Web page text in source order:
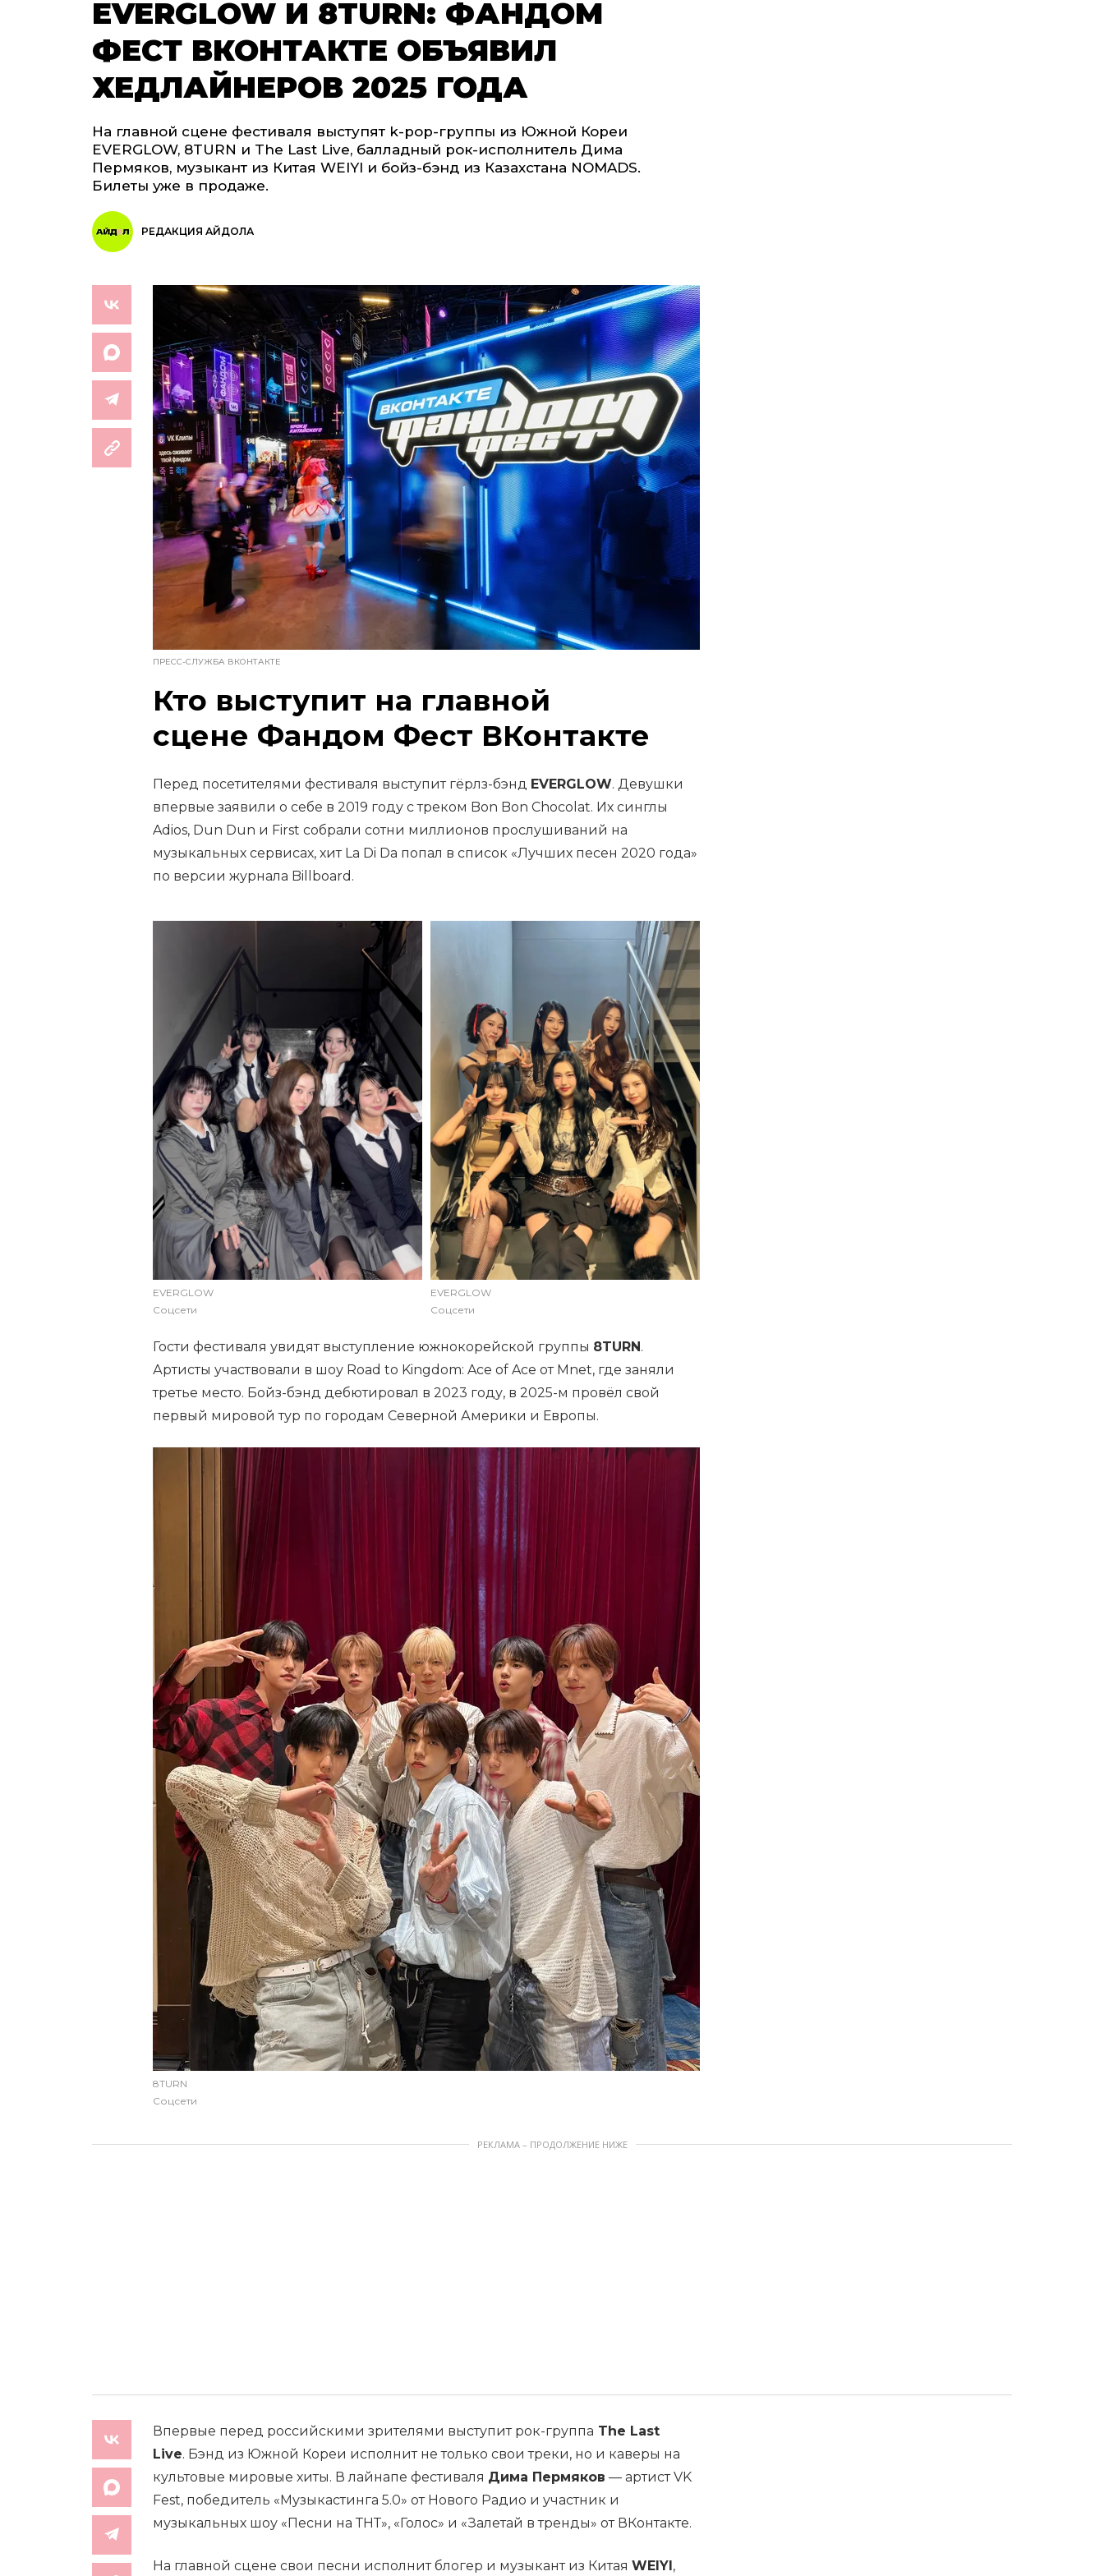
EVERGLOW И 8TURN: ФАНДОМ
ФЕСТ ВКОНТАКТЕ ОБЪЯВИЛ
ХЕДЛАЙНЕРОВ 2025 ГОДА
На главной сцене фестиваля выступят k-pop-группы из Южной Кореи
EVERGLOW, 8TURN и The Last Live, балладный рок-исполнитель Дима
Пермяков, музыкант из Китая WEIYI и бойз-бэнд из Казахстана NOMADS.
Билеты уже в продаже.
РЕДАКЦИЯ АЙДОЛА
ПРЕСС-СЛУЖБА ВКОНТАКТЕ
Кто выступит на главной
сцене Фандом Фест ВКонтакте
Перед посетителями фестиваля выступит гёрлз-бэнд EVERGLOW. Девушки
впервые заявили о себе в 2019 году с треком Bon Bon Chocolat. Их синглы
Adios, Dun Dun и First собрали сотни миллионов прослушиваний на
музыкальных сервисах, хит La Di Da попал в список «Лучших песен 2020 года»
по версии журнала Billboard.
EVERGLOW
Соцсети
EVERGLOW
Соцсети
Гости фестиваля увидят выступление южнокорейской группы 8TURN .
Артисты участвовали в шоу Road to Kingdom: Ace of Ace от Mnet, где заняли
третье место. Бойз-бэнд дебютировал в 2023 году, в 2025-м провёл свой
первый мировой тур по городам Северной Америки и Европы.
8TURN
Соцсети
РЕКЛАМА – ПРОДОЛЖЕНИЕ НИЖЕ
Впервые перед российскими зрителями выступит рок-группа The Last
Live. Бэнд из Южной Кореи исполнит не только свои треки, но и каверы на
культовые мировые хиты. В лайнапе фестиваля Дима Пермяков — артист VK
Fest, победитель «Музыкастинга 5.0» от Нового Радио и участник и
музыкальных шоу «Песни на ТНТ», «Голос» и «Залетай в тренды» от ВКонтакте.
На главной сцене свои песни исполнит блогер и музыкант из Китая WEIYI ,